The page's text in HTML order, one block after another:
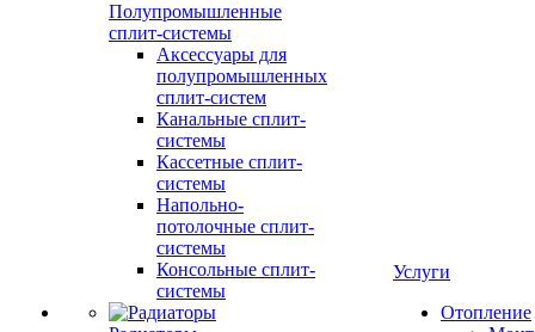
Полупромышленные
сплит-системы
Аксессуары для
полупромышленных
сплит-систем
Канальные сплит-
системы
Кассетные сплит-
системы
Напольно-
потолочные сплит-
системы
Консольные сплит-
системы
Услуги
Отопление